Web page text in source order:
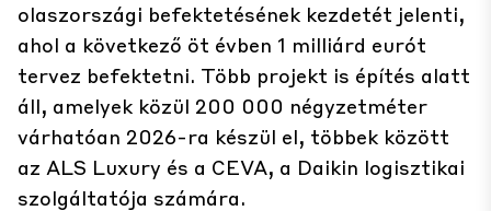
olaszországi befektetésének kezdetét jelenti,
ahol a következő öt évben 1 milliárd eurót
tervez befektetni. Több projekt is építés alatt
áll, amelyek közül 200 000 négyzetméter
várhatóan 2026-ra készül el, többek között
az ALS Luxury és a CEVA, a Daikin logisztikai
szolgáltatója számára.